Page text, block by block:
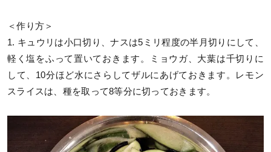
＜作り方＞
1. キュウリは小口切り、ナスは5ミリ程度の半月切りにして、
軽く塩をふって置いておきます。ミョウガ、大葉は千切りに
して、10分ほど水にさらしてザルにあげておきます。レモン
スライスは、種を取って8等分に切っておきます。